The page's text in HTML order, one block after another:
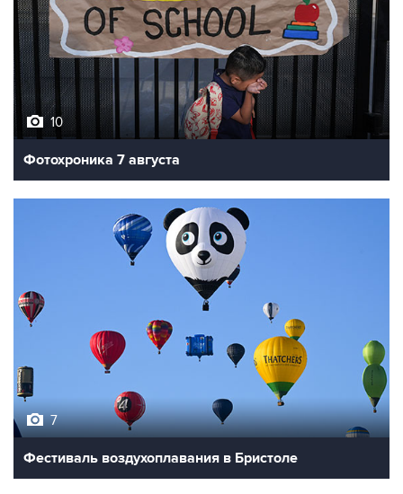
10
Фотохроника 7 августа
7
Фестиваль воздухоплавания в Бристоле